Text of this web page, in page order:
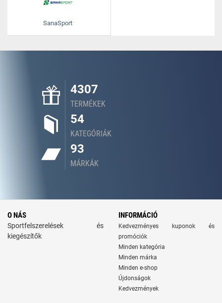
SanaSport
4307
TERMÉKEK
54
KATEGÓRIÁK
93
MÁRKÁK
O NÁS
Sportfelszerelések és
kiegészítők
INFORMÁCIÓ
Kedvezményes kuponok és
promóciók
Minden kategória
Minden márka
Minden e-shop
Újdonságok
Kedvezmények